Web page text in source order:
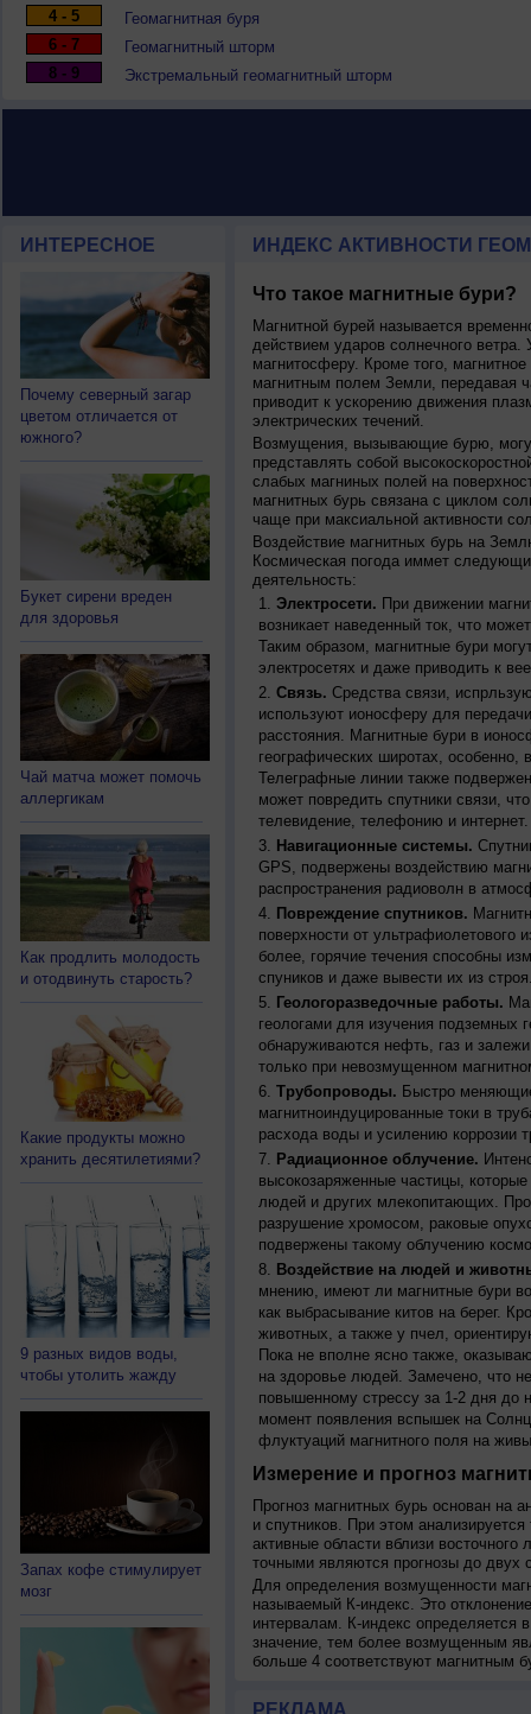
4 - 5
Геомагнитная буря
6 - 7
Геомагнитный шторм
8 - 9
Экстремальный геомагнитный шторм
ИНТЕРЕСНОЕ
Почему северный загар
цветом отличается от
южного?
Букет сирени вреден
для здоровья
Чай матча может помочь
аллергикам
Как продлить молодость
и отодвинуть старость?
Какие продукты можно
хранить десятилетиями?
9 разных видов воды,
чтобы утолить жажду
Запах кофе стимулирует
мозг
ИНДЕКС АКТИВНОСТИ
Что такое магнитные бури?
Магнитной бурей называется
действием ударов солнечного ветра.
магнитосферу. Кроме того,
магнитным полем Земли, передавая
приводит к ускорению движения
электрических течений.
Возмущения, вызывающие бурю,
представлять собой
слабых магниных полей на
магнитных бурь связана с циклом
чаще при максиальной активности
Воздействие магнитных бурь на
Космическая погода иммет
деятельность:
Электросети. При движении
возникает наведенный ток, что
Таким образом, магнитные бури
электросетях и даже приводить к
Связь. Средства связи,
используют ионосферу для
расстояния. Магнитные бури в
географических широтах,
Телеграфные линии также
может повредить спутники связи,
телевидение, телефонию и интернет.
Навигационные системы.
GPS, подвержены воздействию
распространения радиоволн в
Повреждение спутников.
поверхности от ультрафиолетового
более, горячие течения способны
спуников и даже вывести их из
Геологоразведочные работы.
геологами для изучения подземных
обнаруживаются нефть, газ и
только при невозмущенном
Трубопроводы. Быстро
магнитноиндуцированные токи в
расхода воды и усилению коррозии
Радиационное облучение.
высокозаряженные частицы,
людей и других млекопитающих.
разрушение хромосом, раковые
подвержены такому облучению
Воздействие на людей и
мнению, имеют ли магнитные бури
как выбрасывание китов на берег.
животных, а также у пчел,
Пока не вполне ясно также,
на здоровье людей. Замечено, что
повышенному стрессу за 1-2 дня до
момент появления вспышек на
флуктуаций магнитного поля на
Измерение и прогноз
Прогноз магнитных бурь основан на
и спутников. При этом
активные области вблизи
точными являются прогнозы до двух
Для определения возмущенности
называемый К-индекс. Это
интервалам. К-индекс определяется
значение, тем более возмущенным
больше 4 соответствуют магнитным
РЕКЛАМА